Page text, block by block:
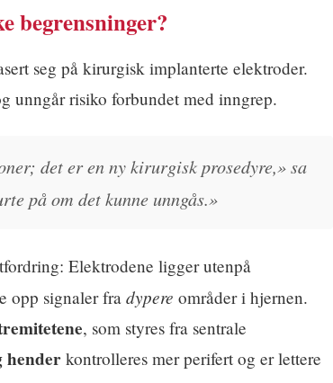
begrensninger?
seg på kirurgisk implanterte elektroder.
unngår risiko forbundet med inngrep.
det er en ny kirurgisk prosedyre,» sa
på om det kunne unngås.»
Elektrodene ligger utenpå
opp signaler fra dypere områder i hjernen.
, som styres fra sentrale
hender kontrolleres mer perifert og er lettere